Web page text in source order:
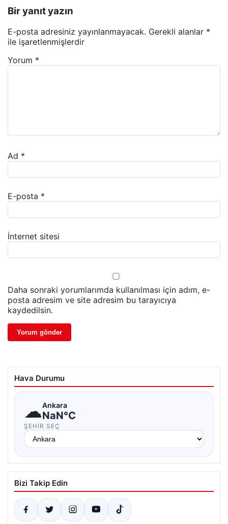
Bir yanıt yazın
E-posta adresiniz yayınlanmayacak. Gerekli alanlar *
ile işaretlenmişlerdir
Yorum *
Ad *
E-posta *
İnternet sitesi
Daha sonraki yorumlarımda kullanılması için adım, e-
posta adresim ve site adresim bu tarayıcıya
kaydedilsin.
Hava Durumu
☁Ankara
NaN°C
ŞEHIR SEÇ
Bizi Takip Edin